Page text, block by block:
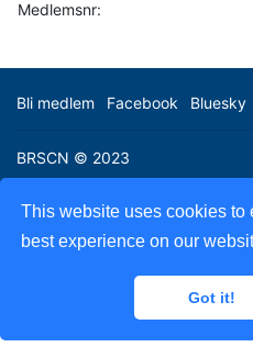
This website uses cookies to
best experience on our
Got it!
Medlemsnr:
Bli medlem Facebook Bluesky
BRSCN © 2023